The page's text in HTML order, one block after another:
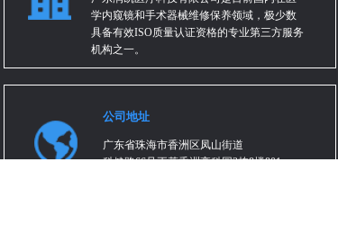
广东省珠海市香洲区凤山街道
科健路66号正菱香洲高科园3栋8楼801
公司地址
学内窥镜和手术器械维修保养领域，极少数
具备有效ISO质量认证资格的专业第三方服务
机构之一。